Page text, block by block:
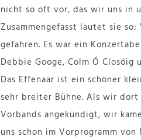
nicht so oft vor, das wir uns in
Zusammengefasst lautet sie
gefahren. Es war ein
Debbie Googe, Colm Ó
Das Effenaar ist ein schöner
sehr breiter Bühne. Als wir
Vorbands angekündigt, wir
uns schon im Vorprogramm